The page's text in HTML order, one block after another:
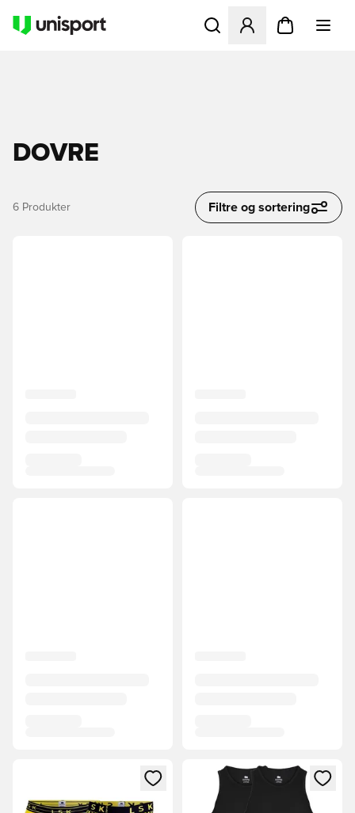
Åbner en Modal til at
DOVRE
6 Produkter Filtre og sortering
Åbner en Modal til at logge ind eller tilmelde dig som
Åbner en Modal til at logge